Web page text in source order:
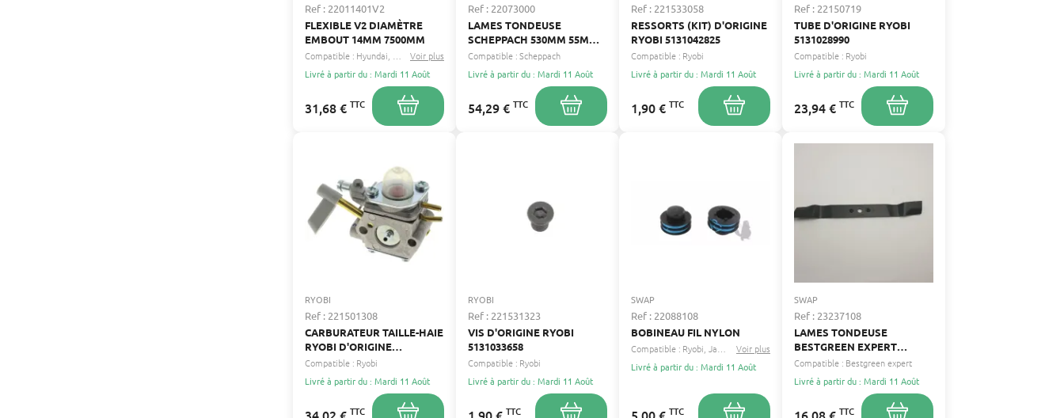
Ref : 22011401V2
FLEXIBLE V2 DIAMÈTRE
EMBOUT 14MM 7500MM
Compatible : Hyundai Hyundai specialist ...
Voir plus
Livré à partir du : Mardi 11 Août
31,68 € TTC
Ref : 22073000
LAMES TONDEUSE
SCHEPPACH 530MM 55MM
SKANA
Compatible :Scheppach
Livré à partir du : Mardi 11 Août
54,29 € TTC
Ref : 221533058
RESSORTS (KIT) D'ORIGINE
RYOBI 5131042825
Compatible : Ryobi
Livré à partir du : Mardi 11 Août
1,90 € TTC
Ref : 22150719
TUBE D'ORIGINE RYOBI
5131028990
Compatible : Ryobi
Livré à partir du : Mardi 11 Août
23,94 € TTC
RYOBI
Ref : 221501308
CARBURATEUR TAILLE-HAIE
RYOBI D'ORIGINE
5131035238
Compatible : Ryobi
Livré à partir du : Mardi 11 Août
TTC
RYOBI
Ref : 221531323
VIS D'ORIGINE RYOBI
5131033658
Compatible : Ryobi
Livré à partir du : Mardi 11 Août
TTC
SWAP
Ref : 22088108
BOBINEAU FIL NYLON
Compatible : Ryobi Jardipro ...
Voir plus
Livré à partir du : Mardi 11 Août
TTC
SWAP
Ref : 23237108
LAMES TONDEUSE
BESTGREEN EXPERT
D'ORIGINE 520MM
BESTGREEN EXPERT
Compatible : Bestgreen expert
Livré à partir du : Mardi 11 Août
TTC